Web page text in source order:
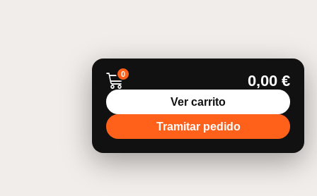
0 0,00 €
Ver carrito
Tramitar pedido